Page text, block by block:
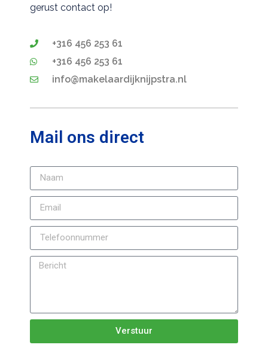
gerust contact op!
+316 456 253 61
+316 456 253 61
info@makelaardijknijpstra.nl
Mail ons direct
Verstuur